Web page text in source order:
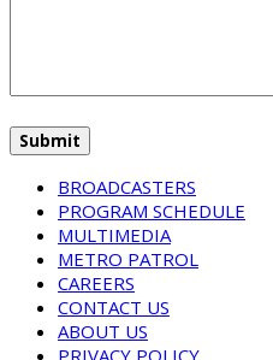
BROADCASTERS
PROGRAM SCHEDULE
MULTIMEDIA
METRO PATROL
CAREERS
CONTACT US
ABOUT US
PRIVACY POLICY